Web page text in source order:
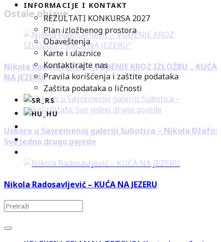
INFORMACIJE I KONTAKT
REZULTATI KONKURSA 2027
Plan izložbenog prostora
Obaveštenja
Karte i ulaznice
Kontaktirajte nas
Pravila korišćenja i zaštite podataka
Zaštita podataka o ličnosti
Ostale objave
Nikola Radosavljević – VOĐENJE KROZ IZLOŽBU „ KUĆA
NA JEZERU“
Uskoro u Savremenoj galeriji Subotica – Nikola Džafo:
Sve jedno drugo pojede
Nikola Radosavljević – KUĆA NA JEZERU